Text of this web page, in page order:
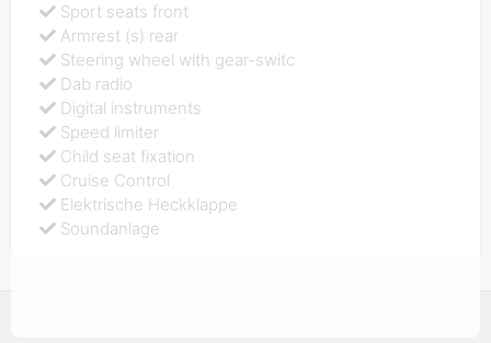
Sport seats front
Armrest (s) rear
Steering wheel with gear-switc
Dab radio
Digital instruments
Speed limiter
Child seat fixation
Cruise Control
Elektrische Heckklappe
Soundanlage